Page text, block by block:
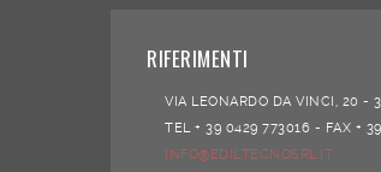
RIFERIMENTI
VIA LEONARDO DA VINCI, 20 -
TEL + 39 0429 773016 - FAX +
INFO@EDILTECNOSRL.IT